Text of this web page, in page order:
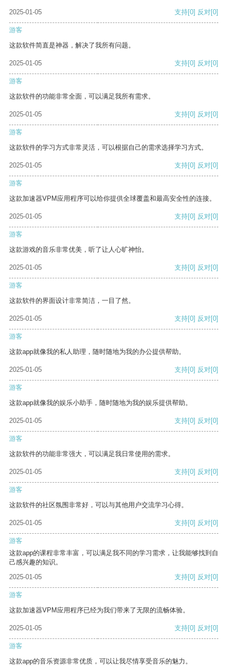
2025-01-05 支持[0] 反对[0]
游客
这款软件简直是神器，解决了我所有问题。
2025-01-05 支持[0] 反对[0]
游客
这款软件的功能非常全面，可以满足我所有需求。
2025-01-05 支持[0] 反对[0]
游客
这款软件的学习方式非常灵活，可以根据自己的需求选择学习方式。
2025-01-05 支持[0] 反对[0]
游客
这款加速器VPM应用程序可以给你提供全球覆盖和最高安全性的连接。
2025-01-05 支持[0] 反对[0]
游客
这款游戏的音乐非常优美，听了让人心旷神怡。
2025-01-05 支持[0] 反对[0]
游客
这款软件的界面设计非常简洁，一目了然。
2025-01-05 支持[0] 反对[0]
游客
这款app就像我的私人助理，随时随地为我的办公提供帮助。
2025-01-05 支持[0] 反对[0]
游客
这款app就像我的娱乐小助手，随时随地为我的娱乐提供帮助。
2025-01-05 支持[0] 反对[0]
游客
这款软件的功能非常强大，可以满足我日常使用的需求。
2025-01-05 支持[0] 反对[0]
游客
这款软件的社区氛围非常好，可以与其他用户交流学习心得。
2025-01-05 支持[0] 反对[0]
游客
这款app的课程非常丰富，可以满足我不同的学习需求，让我能够找到自
己感兴趣的知识。
2025-01-05
支持[0] 反对[0]
游客
这款加速器VPM应用程序已经为我们带来了无限的流畅体验。
2025-01-05 支持[0] 反对[0]
游客
这款app的音乐资源非常优质，可以让我尽情享受音乐的魅力。